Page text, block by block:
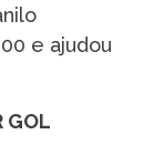
e ajudou
GOL